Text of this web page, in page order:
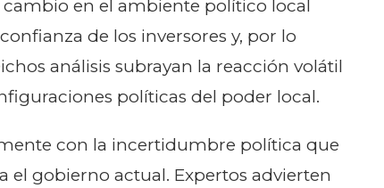
en el ambiente político local
de los inversores y, por lo
análisis subrayan la reacción volátil
políticas del poder local.
con la incertidumbre política que
el gobierno actual. Expertos advierten